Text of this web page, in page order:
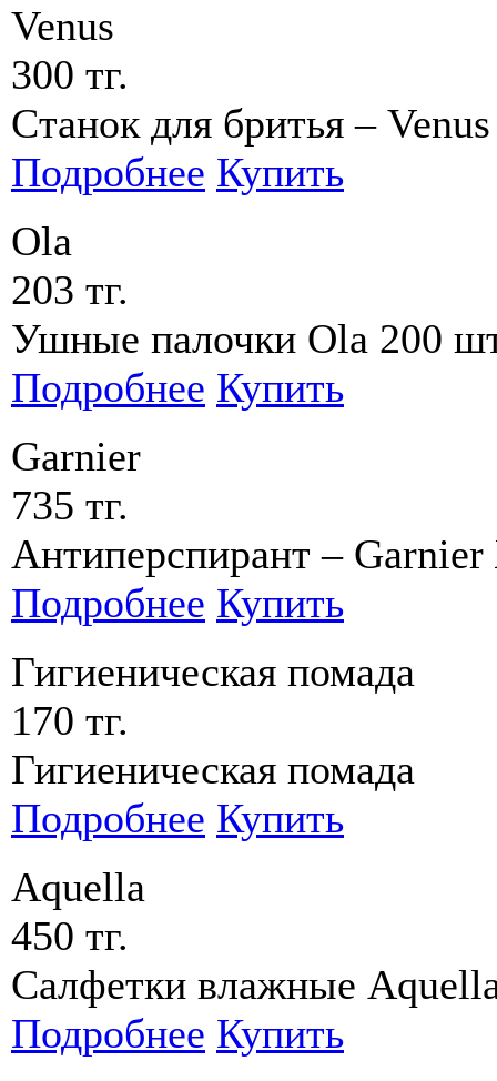
Venus
300 тг.
Станок для бритья –
Подробнее Купить
Ola
203 тг.
Ушные палочки Ola 200
Подробнее Купить
Garnier
735 тг.
Антиперспирант –
Подробнее Купить
Гигиеническая помада
170 тг.
Гигиеническая помада
Подробнее Купить
Aquella
450 тг.
Салфетки влажные
Подробнее Купить